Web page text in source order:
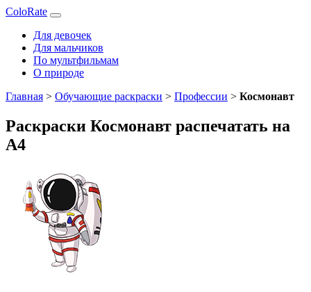
ColoRate
Для девочек
Для мальчиков
По мультфильмам
О природе
Главная > Обучающие раскраски > Профессии > Космонавт
Раскраски Космонавт распечатать на
А4